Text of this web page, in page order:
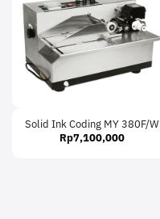
Solid Ink Coding MY 380F/W
Rp7,100,000